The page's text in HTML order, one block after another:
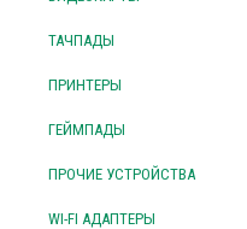
ТАЧПАДЫ
ПРИНТЕРЫ
ГЕЙМПАДЫ
ПРОЧИЕ УСТРОЙСТВА
WI-FI АДАПТЕРЫ